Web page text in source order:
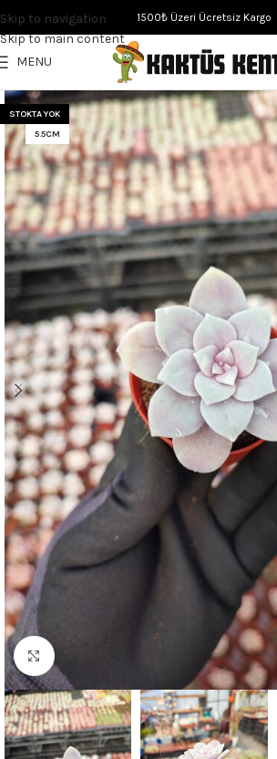
Skip to navigation
Skip to main content
1500₺ Üzeri Ücretsiz Kargo
MENU
STOKTA YOK
5.5CM
Click to enlarge